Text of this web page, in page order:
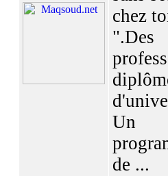
chez
".Des
Un
de ...